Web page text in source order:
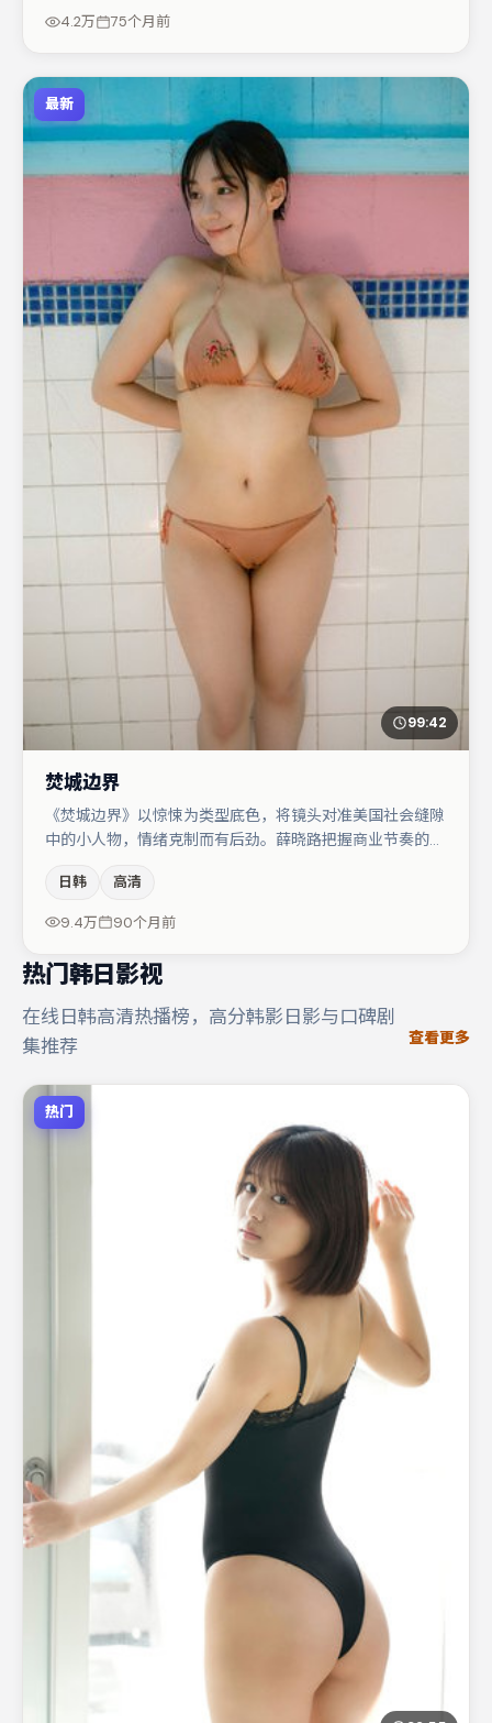
推动谜题层层揭开。若你偏爱强类型与清晰主线，这部作品
值得关注。
4.2万 75个月前
最新
99:42
焚城边界
《焚城边界》以惊悚为类型底色，将镜头对准美国社会缝隙
中的小人物，情绪克制而有后劲。薛晓路把握商业节奏的同
河正宇的对手戏构成全片情感锚点，王景春则以细节塑造推
动谜题层层揭开。整体完成度较高，适合周末一口气追完。
日韩 高清
9.4万 90个月前
热门韩日影视
在线日韩高清热播榜，高分韩影日影与口碑剧
集推荐
查看更多
热门